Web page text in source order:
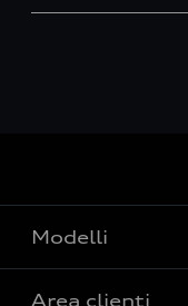
Modelli
Area clienti